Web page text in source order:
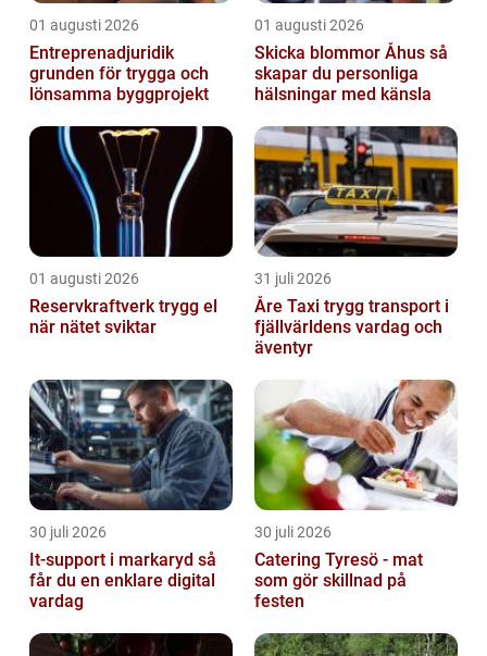
01 augusti 2026
Entreprenadjuridik
grunden för trygga och
lönsamma byggprojekt
01 augusti 2026
Skicka blommor Åhus så
skapar du personliga
hälsningar med känsla
01 augusti 2026
Reservkraftverk trygg el
när nätet sviktar
31 juli 2026
Åre Taxi trygg transport i
fjällvärldens vardag och
äventyr
30 juli 2026
It-support i markaryd så
får du en enklare digital
vardag
30 juli 2026
Catering Tyresö - mat
som gör skillnad på
festen